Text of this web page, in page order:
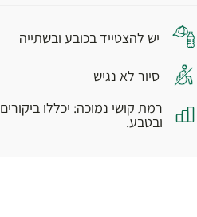
יש להצטייד בכובע ובשתייה
סיור לא נגיש
רמת קושי נמוכה: יכללו
ובטבע.